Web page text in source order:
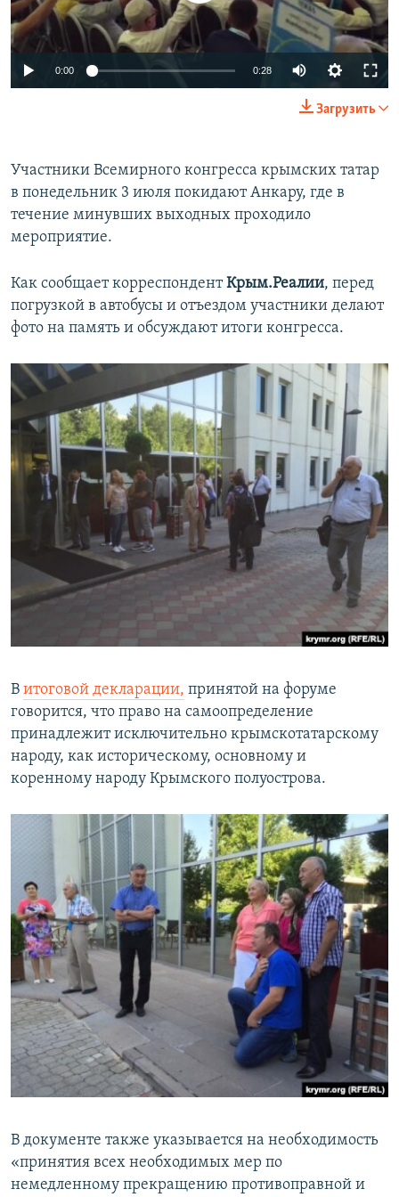
ПОБЕДИТЕЛЕЙ НЕ СУДЯТ?
КРЫМ.НЕПОКОРЕННЫЙ
ПРИСОЕДИНЯЙТЕСЬ!
0:00 0:28
Загрузить
Участники Всемирного конгресса крымских татар
в понедельник 3 июля покидают Анкару, где в
течение минувших выходных проходило
мероприятие.
Как сообщает корреспондентКрым.Реалии, перед
погрузкой в автобусы и отъездом участники делают
фото на память и обсуждают итоги конгресса.
В итоговой декларации, принятой на форуме
говорится, что право на самоопределение
принадлежит исключительно крымскотатарскому
народу, как историческому, основному и
коренному народу Крымского полуострова.
В документе также указывается на необходимость
«принятия всех необходимых мер по
немедленному прекращению противоправной и